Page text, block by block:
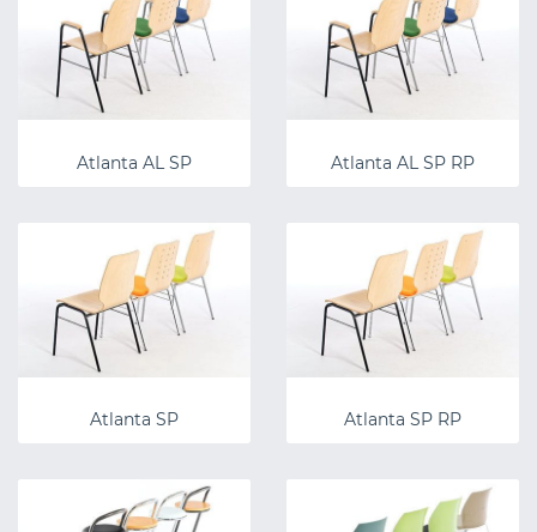
Atlanta AL SP Atlanta AL SP RP
Atlanta SP Atlanta SP RP